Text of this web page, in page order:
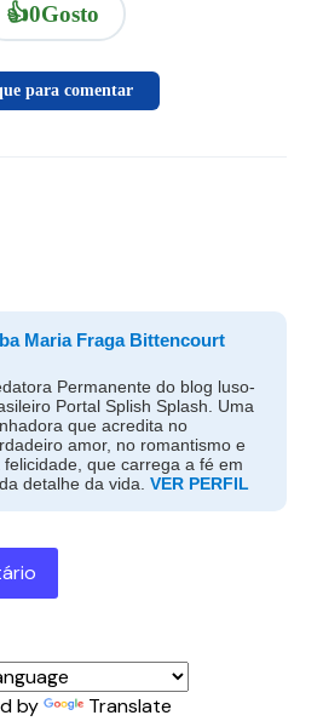
👍0Gosto
para comentar
Maria Fraga Bittencourt
Permanente do blog luso-
Portal Splish Splash. Uma
que acredita no
amor, no romantismo e
felicidade, que carrega a fé em
detalhe da vida. VER PERFIL
by Translate